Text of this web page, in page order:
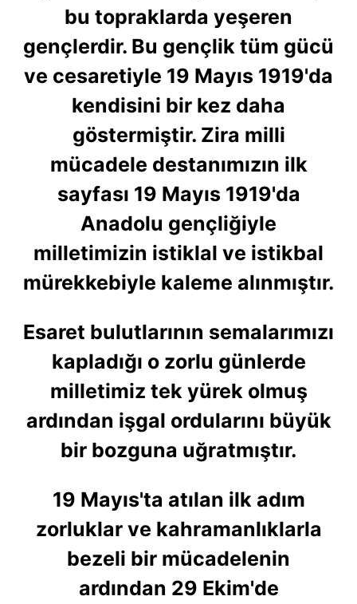
bu topraklarda yeşeren
gençlerdir. Bu gençlik tüm gücü
ve cesaretiyle 19 Mayıs 1919'da
kendisini bir kez daha
göstermiştir. Zira milli
mücadele destanımızın ilk
sayfası 19 Mayıs 1919'da
Anadolu gençliğiyle
milletimizin istiklal ve istikbal
mürekkebiyle kaleme alınmıştır.
Esaret bulutlarının semalarımızı
kapladığı o zorlu günlerde
milletimiz tek yürek olmuş
ardından işgal ordularını büyük
bir bozguna uğratmıştır.
19 Mayıs'ta atılan ilk adım
zorluklar ve kahramanlıklarla
bezeli bir mücadelenin
ardından 29 Ekim'de